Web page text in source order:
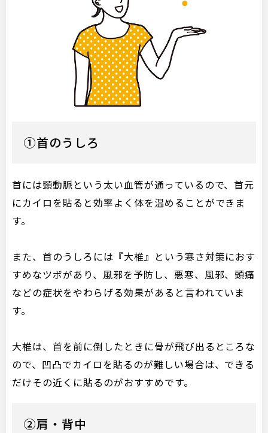
①首のうしろ
首には頸動脈という太い血管が通っているので、首元
にカイロを貼ると効率よく体を温めることができま
す。
また、首のうしろには『大椎』という寒さ対策におす
すめなツボがあり、風邪を予防し、悪寒、風邪、頭痛
などの症状をやわらげる効果があると言われていま
す。
大椎は、首を前に倒したときに骨が飛び出るところな
ので、凹凸でカイロを貼るのが難しい場合は、できる
だけその近くに貼るのがおすすめです。
②肩・背中